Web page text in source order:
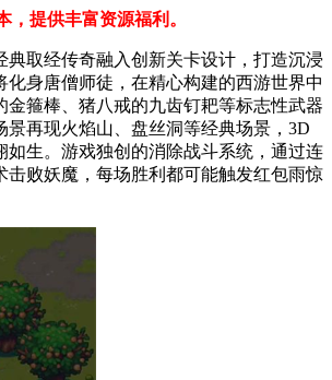
，提供丰富资源福利。
典取经传奇融入创新关卡设计，打造沉浸
化身唐僧师徒，在精心构建的西游世界中
金箍棒、猪八戒的九齿钉耙等标志性武器
景再现火焰山、盘丝洞等经典场景，3D
如生。游戏独创的消除战斗系统，通过连
击败妖魔，每场胜利都可能触发红包雨惊